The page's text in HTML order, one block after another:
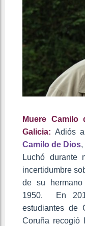
Muere
Galicia: Adiós
Camilo de Dios,
Luchó durante
incertidumbre
de su
1950. En
estudiantes de
Coruña recogió